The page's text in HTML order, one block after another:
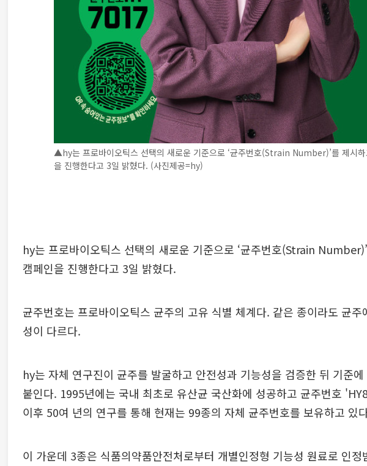
▲hy는 프로바이오틱스 선택의 새로운 기준으로 ‘균주번호(Strain Number)’를 제시하
을 진행한다고 3일 밝혔다. (사진제공=hy)
hy는 프로바이오틱스 선택의 새로운 기준으로 ‘균주번호(Strain
캠페인을 진행한다고 3일 밝혔다.
균주번호는 프로바이오틱스 균주의 고유 식별 체계다. 같은 종이라도 균주
성이 다르다.
hy는 자체 연구진이 균주를 발굴하고 안전성과 기능성을 검증한 뒤 기준
붙인다. 1995년에는 국내 최초로 유산균 국산화에 성공하고 균주번호
이후 50여 년의 연구를 통해 현재는 99종의 자체 균주번호를 보유하고 있
이 가운데 3종은 식품의약품안전처로부터 개별인정형 기능성 원료로 인정